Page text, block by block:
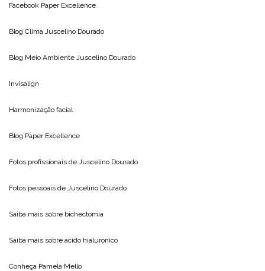
Facebook Paper Excellence
Blog Clima Juscelino Dourado
Blog Meio Ambiente Juscelino Dourado
Invisalign
Harmonização facial
Blog Paper Excellence
Fotos profissionais de Juscelino Dourado
Fotos pessoais de Juscelino Dourado
Saiba mais sobre bichectomia
Saiba mais sobre acido hialuronico
Conheça Pamela Mello